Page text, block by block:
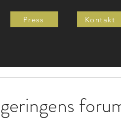
Press Kontakt